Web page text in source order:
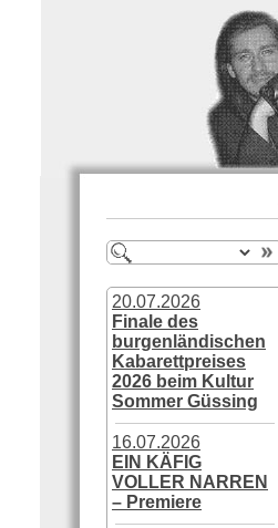
20.07.2026
Finale des
burgenländischen
Kabarettpreises
2026 beim Kultur
Sommer Güssing
16.07.2026
EIN KÄFIG
VOLLER NARREN
– Premiere